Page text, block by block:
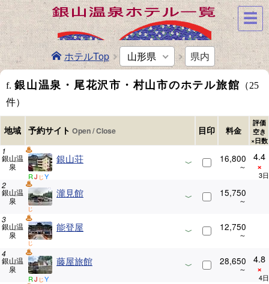
ホテルTop 山形県 県内
f. 銀山温泉・尾花沢市・村山市のホテル旅館 （25
件）
地域 予約サイト 目印 料金
評価
空き
×日数
銀山温
泉
銀山荘
RJ じ Y
16,800 4.4
×
銀山温
泉
瀧見館
じ
15,750
銀山温
泉
能登屋
じ
12,750
銀山温
泉
藤屋旅館
RJ じ Y
28,650 4.8
×
☰